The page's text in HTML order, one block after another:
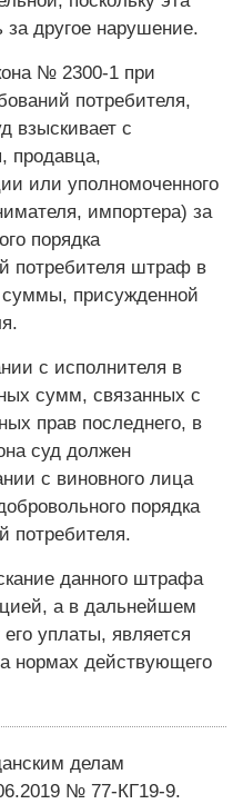
за другое нарушение.
№ 2300-1 при
потребителя,
взыскивает с
продавца,
или уполномоченного
импортера) за
порядка
потребителя штраф в
суммы, присужденной
с исполнителя в
сумм, связанных с
прав последнего, в
суд должен
с виновного лица
порядка
потребителя.
данного штрафа
а в дальнейшем
уплаты, является
нормах действующего
делам
№ 77-КГ19-9.